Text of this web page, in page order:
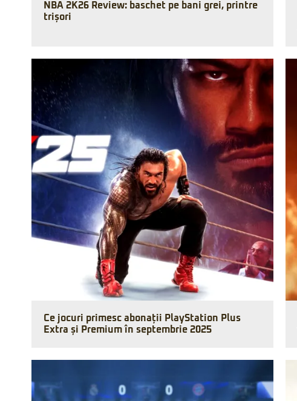
NBA 2K26 Review: baschet pe bani grei, printre
trișori
Ce jocuri primesc abonații PlayStation Plus
Extra și Premium în septembrie 2025